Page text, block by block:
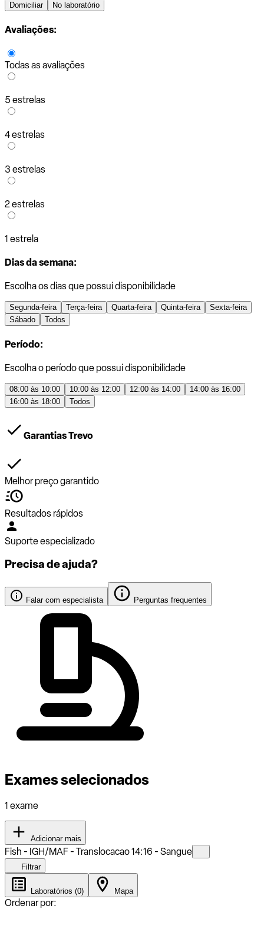
Domiciliar No laboratório
Avaliações:
Todas as avaliações
5 estrelas
4 estrelas
3 estrelas
2 estrelas
1 estrela
Dias da semana:
Escolha os dias que possui disponibilidade
Segunda-feira Terça-feira Quarta-feira Quinta-feira
Sexta-feira
Sábado
Todos
Período:
Escolha o período que possui disponibilidade
08:00 às 10:00 10:00 às 12:00 12:00 às 14:00
14:00 às 16:00
16:00 às 18:00
Todos
Garantias Trevo
Melhor preço garantido
Resultados rápidos
Suporte especializado
Precisa de ajuda?
Falar com especialista Perguntas frequentes
Exames selecionados
1 exame
Adicionar mais
Fish - IGH/MAF - Translocacao 14:16 - Sangue
Filtrar
Laboratórios (0) Mapa
Ordenar por: